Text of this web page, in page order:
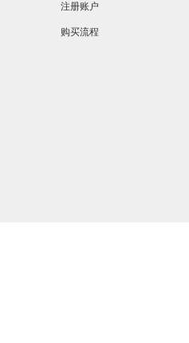
注册账户
购买流程